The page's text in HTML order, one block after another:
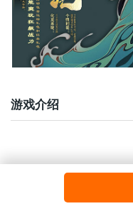
游戏介绍